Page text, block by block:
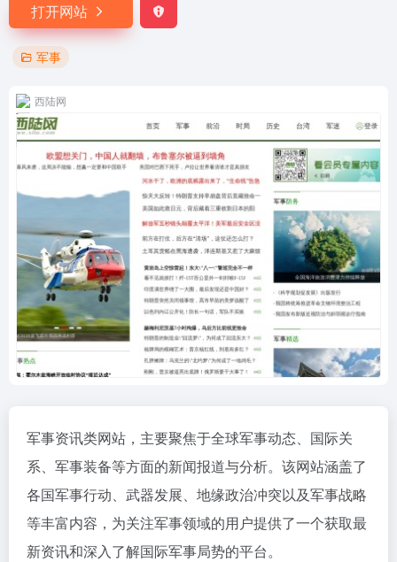
打开网站
军事
西陆网
军事资讯类网站，主要聚焦于全球军事动态、国际关
系、军事装备等方面的新闻报道与分析。该网站涵盖了
各国军事行动、武器发展、地缘政治冲突以及军事战略
等丰富内容，为关注军事领域的用户提供了一个获取最
新资讯和深入了解国际军事局势的平台。